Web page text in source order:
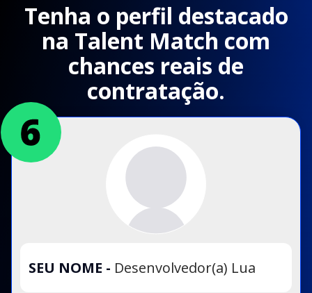
Tenha o perfil destacado
na Talent Match com
chances reais de
contratação.
SEU NOME - Desenvolvedor(a) Lua